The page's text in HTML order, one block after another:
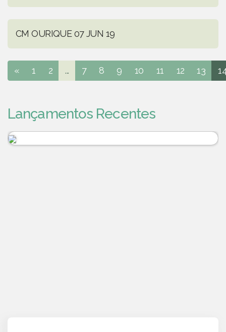
CM OURIQUE 07 JUN 19
« 1 2 ... 7 8 9 10 11 12 13
Lançamentos Recentes